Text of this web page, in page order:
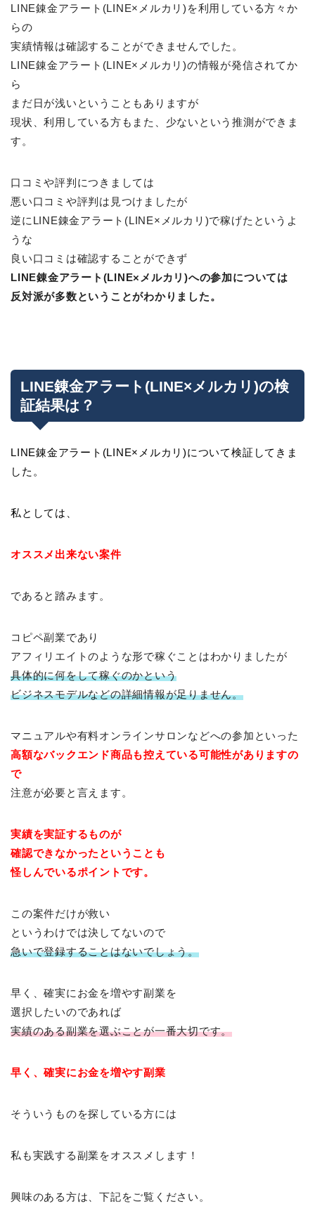
LINE錬金アラート(LINE×メルカリ)を利用している方々か
らの
実績情報は確認することができませんでした。
LINE錬金アラート(LINE×メルカリ)の情報が発信されてか
ら
まだ日が浅いということもありますが
現状、利用している方もまた、少ないという推測ができま
す。
口コミや評判につきましては
悪い口コミや評判は見つけましたが
逆にLINE錬金アラート(LINE×メルカリ)で稼げたというよ
うな
良い口コミは確認することができず
LINE錬金アラート(LINE×メルカリ)への参加については
反対派が多数ということがわかりました。
LINE錬金アラート(LINE×メルカリ)の検
証結果は？
LINE錬金アラート(LINE×メルカリ)について検証してきま
した。
私としては、
オススメ出来ない案件
であると踏みます。
コピペ副業であり
アフィリエイトのような形で稼ぐことはわかりましたが
具体的に何をして稼ぐのかという
ビジネスモデルなどの詳細情報が足りません。
マニュアルや有料オンラインサロンなどへの参加といった
高額なバックエンド商品も控えている可能性がありますの
で
注意が必要と言えます。
実績を実証するものが
確認できなかったということも
怪しんでいるポイントです。
この案件だけが救い
というわけでは決してないので
急いで登録することはないでしょう。
早く、確実にお金を増やす副業を
選択したいのであれば
実績のある副業を選ぶことが一番大切です。
早く、確実にお金を増やす副業
そういうものを探している方には
私も実践する副業をオススメします！
興味のある方は、下記をご覧ください。